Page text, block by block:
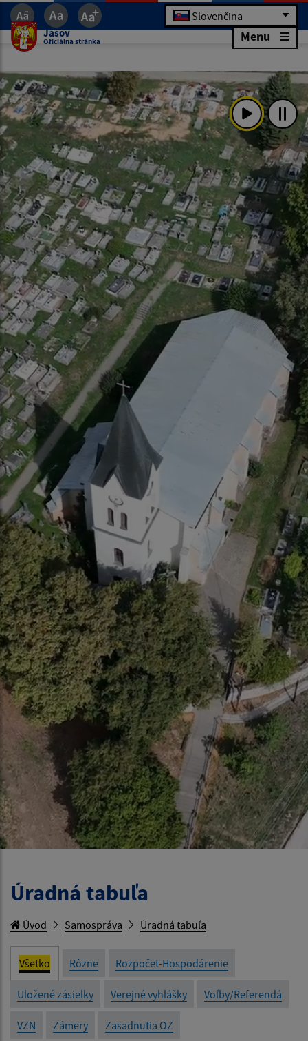
Slovenčina
Jasov
Oficiálna stránka Menu
Úradná tabuľa
Úvod Samospráva Úradná tabuľa
Všetko Rôzne Rozpočet-Hospodárenie
Uložené zásielky Verejné vyhlášky Voľby/Referendá
VZN Zámery Zasadnutia OZ